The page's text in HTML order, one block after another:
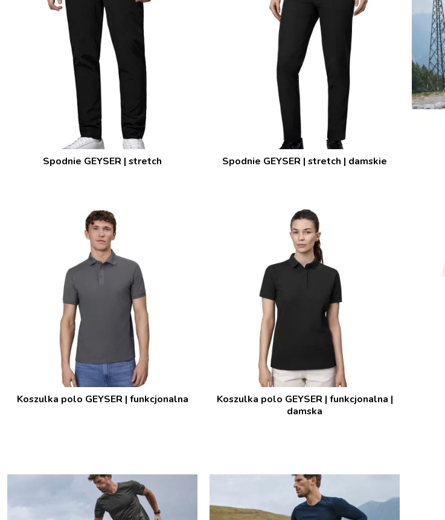
Spodnie GEYSER | stretch Spodnie GEYSER | stretch | damskie
Koszulka polo GEYSER | funkcjonalna
Koszulka polo GEYSER | funkcjonalna |
damska